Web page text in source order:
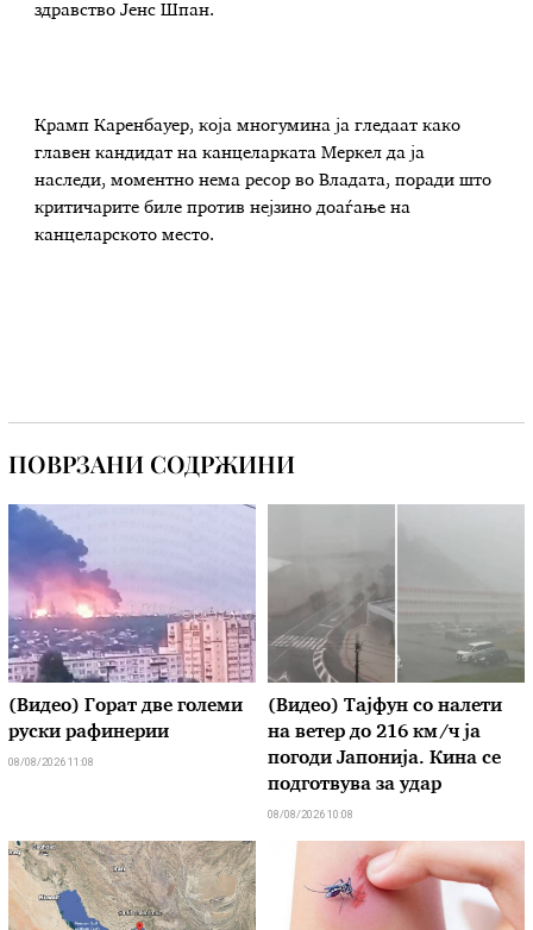
здравство Јенс Шпан.
Крамп Каренбауер, која многумина ја гледаат како
главен кандидат на канцеларката Меркел да ја
наследи, моментно нема ресор во Владата, поради што
критичарите биле против нејзино доаѓање на
канцеларското место.
ПОВРЗАНИ СОДРЖИНИ
(Видео) Горат две големи
руски рафинерии
08/08/2026 11:08
(Видео) Тајфун со налети
на ветер до 216 км/ч ја
погоди Јапонија. Кина се
подготвува за удар
08/08/2026 10:08